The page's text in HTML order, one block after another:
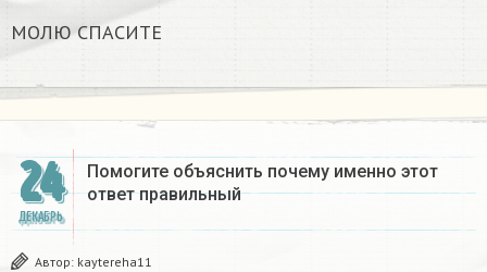
МОЛЮ СПАСИТЕ
24
ДЕКАБРЬ
Помогите объяснить почему именно этот
ответ правильный
Автор: kaytereha11